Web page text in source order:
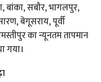
बांका, सबौर, भागलपुर,
बेगूसराय, पूर्वी
का न्यूनतम तापमान
गया।